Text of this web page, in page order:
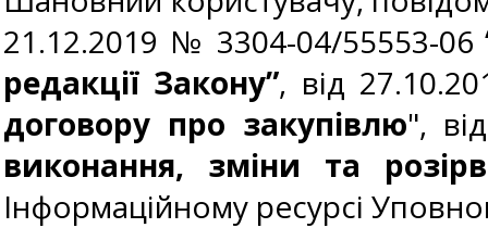
21.12.2019 № 3304-04/55553-06
редакції Закону”, від
договору про закупівлю",
виконання, зміни та
Інформаційному ресурсі